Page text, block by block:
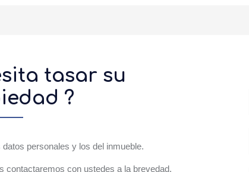
tasar su
?
personales y los del inmueble.
contactaremos con ustedes a la brevedad.